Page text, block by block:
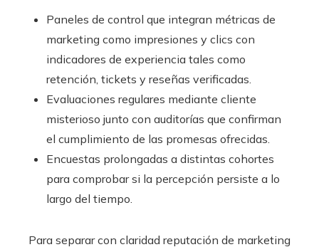
Paneles de control que integran métricas de
marketing como impresiones y clics con
indicadores de experiencia tales como
retención, tickets y reseñas verificadas.
Evaluaciones regulares mediante cliente
misterioso junto con auditorías que confirman
el cumplimiento de las promesas ofrecidas.
Encuestas prolongadas a distintas cohortes
para comprobar si la percepción persiste a lo
largo del tiempo.
Para separar con claridad reputación de marketing